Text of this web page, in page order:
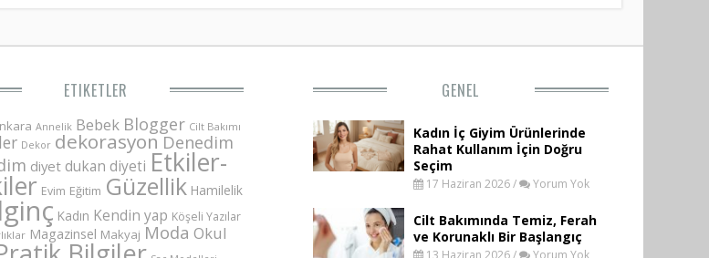
ETIKETLER
Annelik Bebek Blogger Cilt Bakımı
Dekor dekorasyon Denedim
diyet dukan diyeti Etkiler-
Evim Eğitim Güzellik Hamilelik
Kadın Kendin yap Köşeli Yazılar
Magazinsel Makyaj Moda Okul
GENEL
Kadın İç Giyim Ürünlerinde
Rahat Kullanım İçin Doğru
Seçim
17 Haziran 2026 / Yorum Yok
Cilt Bakımında Temiz, Ferah
ve Korunaklı Bir Başlangıç